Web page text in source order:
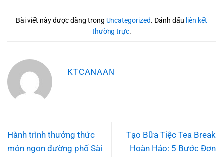
Bài viết này được đăng trong Uncategorized. Đánh dấu liên kết
thường trực.
KTCANAAN
Hành trình thưởng thức
món ngon đường phố Sài
Tạo Bữa Tiệc Tea Break
Hoàn Hảo: 5 Bước Đơn